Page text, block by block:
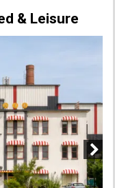
& Leisure
Next